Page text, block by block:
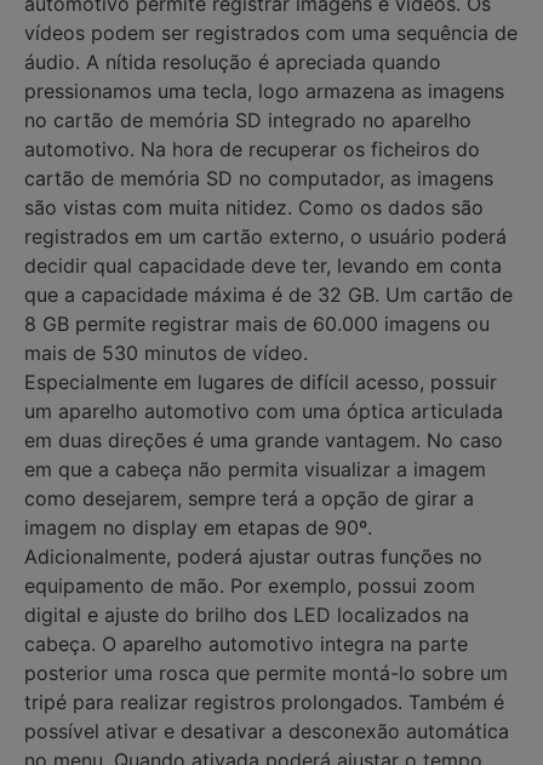
vídeos podem ser registrados com uma sequência de
áudio. A nítida resolução é apreciada quando
pressionamos uma tecla, logo armazena as imagens
no cartão de memória SD integrado no aparelho
automotivo. Na hora de recuperar os ficheiros do
cartão de memória SD no computador, as imagens
são vistas com muita nitidez. Como os dados são
registrados em um cartão externo, o usuário poderá
decidir qual capacidade deve ter, levando em conta
que a capacidade máxima é de 32 GB. Um cartão de
8 GB permite registrar mais de 60.000 imagens ou
mais de 530 minutos de vídeo.
Especialmente em lugares de difícil acesso, possuir
um aparelho automotivo com uma óptica articulada
em duas direções é uma grande vantagem. No caso
em que a cabeça não permita visualizar a imagem
como desejarem, sempre terá a opção de girar a
imagem no display em etapas de 90º.
Adicionalmente, poderá ajustar outras funções no
equipamento de mão. Por exemplo, possui zoom
digital e ajuste do brilho dos LED localizados na
cabeça. O aparelho automotivo integra na parte
posterior uma rosca que permite montá-lo sobre um
tripé para realizar registros prolongados. Também é
possível ativar e desativar a desconexão automática